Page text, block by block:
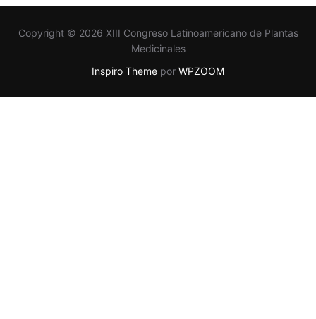
Copyright © 2026 XIII Congreso Latinoamericano de Plantas
Medicinales
Inspiro Theme por WPZOOM